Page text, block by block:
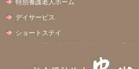
特別養護老人ホーム
デイサービス
ショートステイ